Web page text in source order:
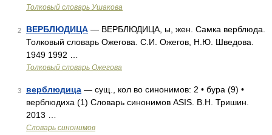
Толковый словарь Ушакова
2 ВЕРБЛЮДИЦА — ВЕРБЛЮДИЦА, ы, жен. Самка верблюда.
Толковый словарь Ожегова. С.И. Ожегов, Н.Ю. Шведова.
1949 1992 …
Толковый словарь Ожегова
3 верблюдица — сущ., кол во синонимов: 2 • бура (9) •
верблюдиха (1) Словарь синонимов ASIS. В.Н. Тришин.
2013 …
Словарь синонимов